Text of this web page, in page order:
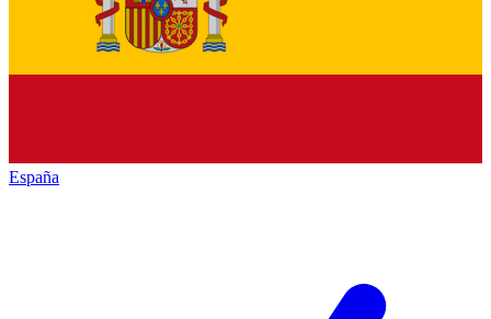
España